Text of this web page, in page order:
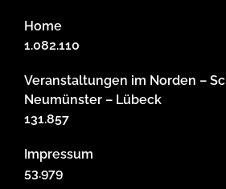
Home
1.082.110
Veranstaltungen im Norden –
Neumünster – Lübeck
131.857
Impressum
53.979